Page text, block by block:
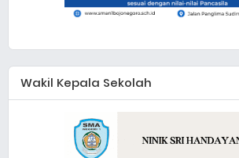
Wakil Kepala Sekolah